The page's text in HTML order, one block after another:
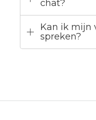
chat?
Kan ik mijn
spreken?